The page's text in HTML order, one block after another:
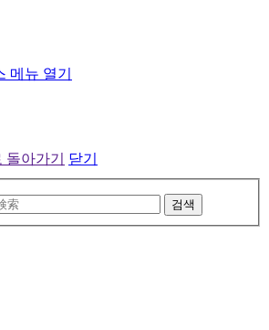
메뉴 열기
아가기
닫기
검색